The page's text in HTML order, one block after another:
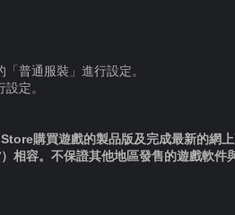
普通服裝」進行設定。
定。
購買遊戲的製品版及完成最新的網上
相容。不保證其他地區發售的遊戲軟件